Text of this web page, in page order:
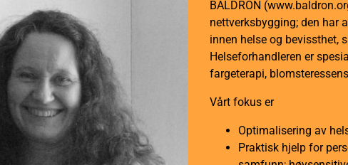
BALDRON
nettverksbygging; den har
innen helse og bevissthet,
Helseforhandleren er
fargeterapi,
Vårt fokus er
Optimalisering av
Praktisk hjelp for